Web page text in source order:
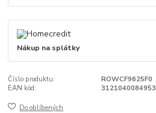
Nákup na splátky
Číslo produktu:
ROWCF9625F0
EAN kód:
3121040084953
Do oblíbených